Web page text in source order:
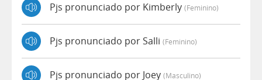
Pjs pronunciado por Kimberly (feminino)
Pjs pronunciado por Salli (feminino)
Pjs pronunciado por Joey (masculino)